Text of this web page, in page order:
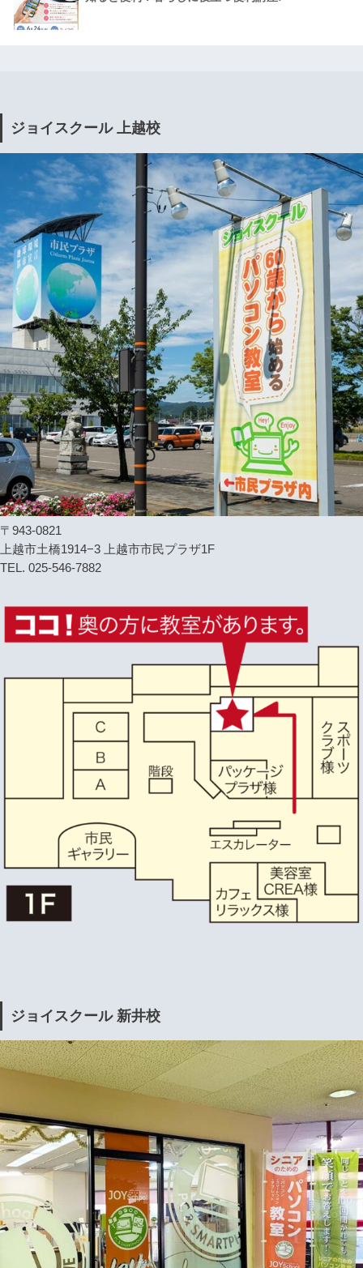
ジョイスクール 上越校
〒943-0821
上越市土橋1914−3 上越市市民プラザ1F
TEL. 025-546-7882
ジョイスクール 新井校